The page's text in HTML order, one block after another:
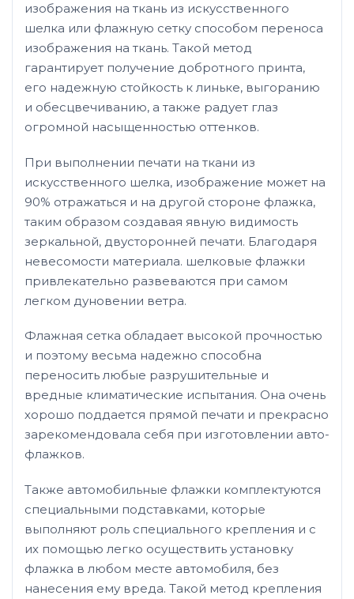
изображения на ткань из искусственного
шелка или флажную сетку способом переноса
изображения на ткань. Такой метод
гарантирует получение добротного принта,
его надежную стойкость к линьке, выгоранию
и обесцвечиванию, а также радует глаз
огромной насыщенностью оттенков.
При выполнении печати на ткани из
искусственного шелка, изображение может на
90% отражаться и на другой стороне флажка,
таким образом создавая явную видимость
зеркальной, двусторонней печати. Благодаря
невесомости материала. шелковые флажки
привлекательно развеваются при самом
легком дуновении ветра.
Флажная сетка обладает высокой прочностью
и поэтому весьма надежно способна
переносить любые разрушительные и
вредные климатические испытания. Она очень
хорошо поддается прямой печати и прекрасно
зарекомендовала себя при изготовлении авто-
флажков.
Также автомобильные флажки комплектуются
специальными подставками, которые
выполняют роль специального крепления и с
их помощью легко осуществить установку
флажка в любом месте автомобиля, без
нанесения ему вреда. Такой метод крепления